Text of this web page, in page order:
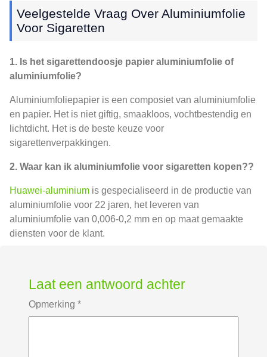
Veelgestelde Vraag Over Aluminiumfolie
Voor Sigaretten
1. Is het sigarettendoosje papier aluminiumfolie of
aluminiumfolie?
Aluminiumfoliepapier is een composiet van aluminiumfolie
en papier. Het is niet giftig, smaakloos, vochtbestendig en
lichtdicht. Het is de beste keuze voor
sigarettenverpakkingen.
2. Waar kan ik aluminiumfolie voor sigaretten kopen??
Huawei-aluminium is gespecialiseerd in de productie van
aluminiumfolie voor 22 jaren, het leveren van
aluminiumfolie van 0,006-0,2 mm en op maat gemaakte
diensten voor de klant.
Laat een antwoord achter
Opmerking *